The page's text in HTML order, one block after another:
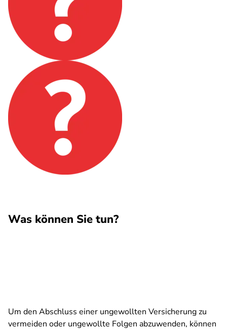
Was können Sie tun?
Um den Abschluss einer ungewollten Versicherung zu
vermeiden oder ungewollte Folgen abzuwenden, können